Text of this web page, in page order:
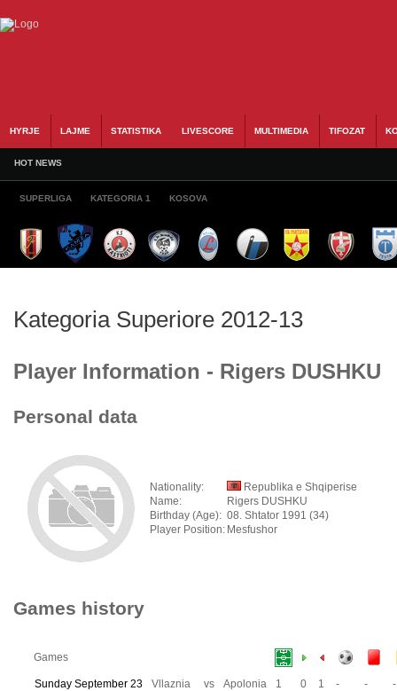
HYRJE LAJME STATISTIKA LIVESCORE MULTIMEDIA TIFOZAT
HOT NEWS
SUPERLIGA KATEGORIA 1 KOSOVA
Kategoria Superiore 2012-13
Player Information - Rigers DUSHKU
Personal data
Nationality:
Republika e Shqiperise
Name:
Rigers DUSHKU
Birthday (Age): 08. Shtator 1991 (34)
Player Position: Mesfushor
Games history
Games
Sunday September 23 Vllaznia vs Apolonia 1 0 1 - - -